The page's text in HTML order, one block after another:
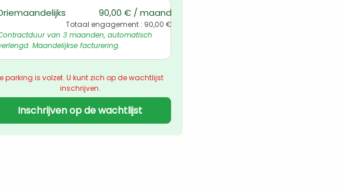
90,00 € / maand
Totaal engagement : 90,00 €
van 3 maanden, automatisch
Maandelijkse facturering.
parking is volzet. U kunt zich op de wachtlijst
inschrijven.
Inschrijven op de wachtlijst